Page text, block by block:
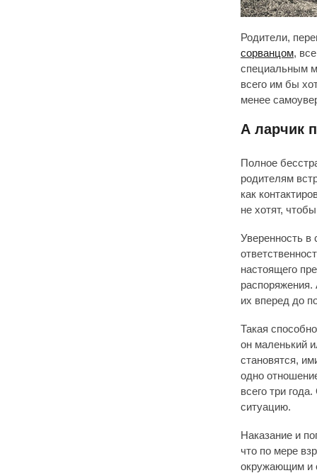
Родители,
сорванцом,
специальным
всего им бы
менее
А ларчик
Полное
родителям
как
не хотят,
Уверенность в
настоящего
распоряжения.
их вперед до
Такая
он маленький
становятся,
одно
всего три
ситуацию.
Наказание и
что по мере
окружающим и